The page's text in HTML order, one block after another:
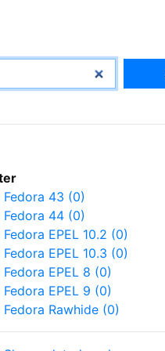
Fedora 43 (0)
Fedora 44 (0)
Fedora EPEL 10.2 (0)
Fedora EPEL 10.3 (0)
Fedora EPEL 8 (0)
Fedora EPEL 9 (0)
Fedora Rawhide (0)